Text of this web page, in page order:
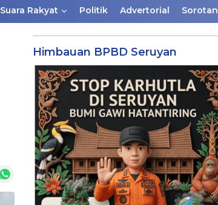
Suara Rakyat Politik Advertorial Sorotan
Himbauan BPBD Seruyan